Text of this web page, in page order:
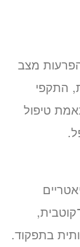
מצב
התקפי
טיפול
בתפקוד.